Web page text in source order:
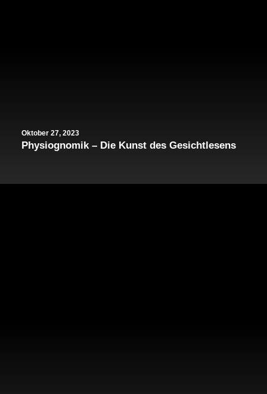
Oktober 27, 2023
Physiognomik – Die Kunst des Gesichtlesens